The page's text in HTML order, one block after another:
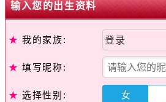
输入您的出生资料
★我的家族: 登录
★填写昵称:
★选择性别: 女